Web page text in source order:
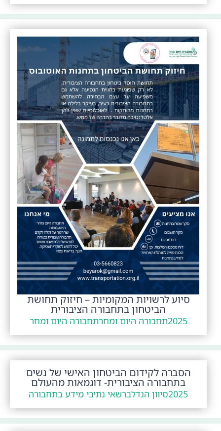
סיוע לרשויות המקומיות – חיזוק תחושת
הביטחון בתחבורה הציבורית
2025תחבורה היום ומחרתחבורה היום ומחר
הסברה לקידום הביטחון האישי של נשים
בתחבורה הציבורית- דוגמאות מהעולם
2025סיוון הנדלברשאי נתיבי מידע בתחבורה